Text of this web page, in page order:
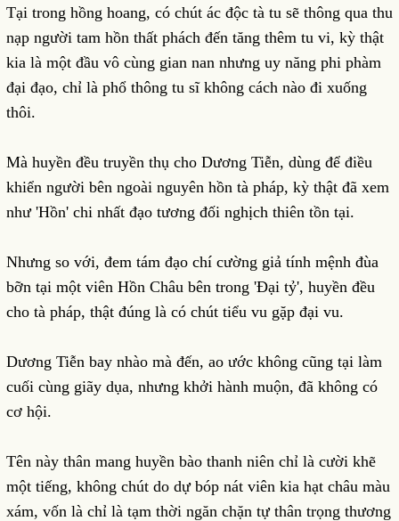
Tại trong hồng hoang, có chút ác độc tà tu sẽ thông qua thu
nạp người tam hồn thất phách đến tăng thêm tu vi, kỳ thật
kia là một đầu vô cùng gian nan nhưng uy năng phi phàm
đại đạo, chỉ là phổ thông tu sĩ không cách nào đi xuống
thôi.
Mà huyền đều truyền thụ cho Dương Tiễn, dùng để điều
khiển người bên ngoài nguyên hồn tà pháp, kỳ thật đã xem
như 'Hồn' chi nhất đạo tương đối nghịch thiên tồn tại.
Nhưng so với, đem tám đạo chí cường giả tính mệnh đùa
bỡn tại một viên Hồn Châu bên trong 'Đại tỷ', huyền đều
cho tà pháp, thật đúng là có chút tiểu vu gặp đại vu.
Dương Tiễn bay nhào mà đến, ao ước không cũng tại làm
cuối cùng giãy dụa, nhưng khởi hành muộn, đã không có
cơ hội.
Tên này thân mang huyền bào thanh niên chỉ là cười khẽ
một tiếng, không chút do dự bóp nát viên kia hạt châu màu
xám, vốn là chỉ là tạm thời ngăn chặn tự thân trọng thương